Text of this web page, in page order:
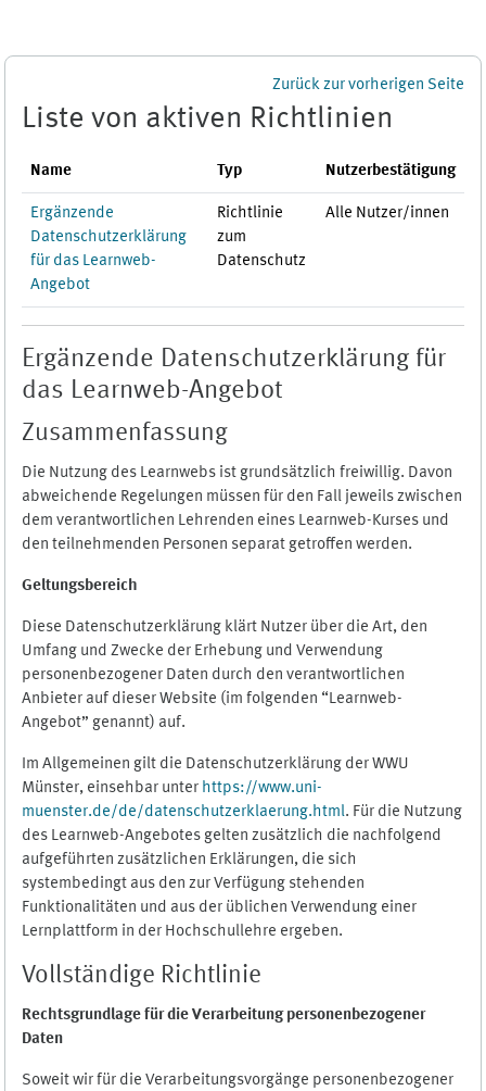
Zurück zur vorherigen Seite
Liste von aktiven Richtlinien
Name Typ Nutzerbestätigung
Ergänzende
Datenschutzerklärung
für das Learnweb-
Angebot
Richtlinie
zum
Datenschutz
Alle Nutzer/innen
Ergänzende Datenschutzerklärung für
das Learnweb-Angebot
Zusammenfassung
Die Nutzung des Learnwebs ist grundsätzlich freiwillig. Davon
abweichende Regelungen müssen für den Fall jeweils zwischen
dem verantwortlichen Lehrenden eines Learnweb-Kurses und
den teilnehmenden Personen separat getroffen werden.
Geltungsbereich
Diese Datenschutzerklärung klärt Nutzer über die Art, den
Umfang und Zwecke der Erhebung und Verwendung
personenbezogener Daten durch den verantwortlichen
Anbieter auf dieser Website (im folgenden “Learnweb-
Angebot” genannt) auf.
Im Allgemeinen gilt die Datenschutzerklärung der WWU
Münster, einsehbar unter https://www.uni-
muenster.de/de/datenschutzerklaerung.html. Für die Nutzung
des Learnweb-Angebotes gelten zusätzlich die nachfolgend
aufgeführten zusätzlichen Erklärungen, die sich
systembedingt aus den zur Verfügung stehenden
Funktionalitäten und aus der üblichen Verwendung einer
Lernplattform in der Hochschullehre ergeben.
Vollständige Richtlinie
Rechtsgrundlage für die Verarbeitung personenbezogener
Daten
Soweit wir für die Verarbeitungsvorgänge personenbezogener